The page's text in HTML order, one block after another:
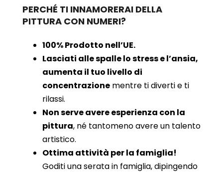
PERCHÉ TI INNAMORERAI DELLA
PITTURA CON NUMERI?
100% Prodotto nell’UE.
Lasciati alle spalle lo stress e l’ansia,
aumenta il tuo livello di
concentrazione mentre ti diverti e ti
rilassi.
Non serve avere esperienza con la
pittura, né tantomeno avere un talento
artistico.
Ottima attività per la famiglia!
Goditi una serata in famiglia, dipingendo